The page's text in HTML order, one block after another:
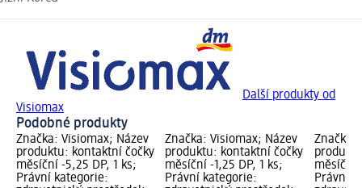
Další produkty od
Visiomax
Podobné produkty
Značka: Visiomax; Název
produktu: kontaktní čočky
měsíční -5,25 DP, 1 ks;
Právní kategorie:
Značka: Visiomax; Název
produktu: kontaktní čočky
měsíční -1,25 DP, 1 ks;
Právní kategorie:
Značka:
měsíční
Právní